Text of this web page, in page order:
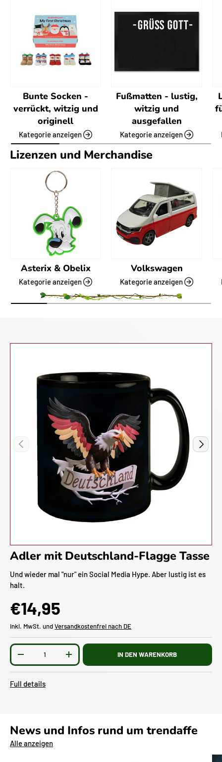
Bunte Socken -
verrückt, witzig und
originell
Kategorie anzeigen
Fußmatten - lustig,
witzig und
ausgefallen
Kategorie anzeigen
Lizenzen und Merchandise
Asterix & Obelix
Kategorie anzeigen
Volkswagen
Kategorie anzeigen
VORHERIGE
Adler mit Deutschland-Flagge Tasse
Und wieder mal "nur" ein Social Media Hype. Aber lustig ist es
halt.
€14,95
inkl. MwSt. undVersandkostenfrei nach DE
Anzahl
-
+ IN DEN WARENKORB
Full details
News und Infos rund um trendaffe
Alle anzeigen